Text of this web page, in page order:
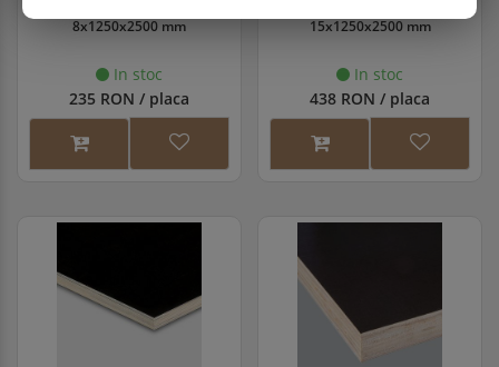
8x1250x2500 mm
In stoc
235 RON / placa
15x1250x2500 mm
In stoc
438 RON / placa